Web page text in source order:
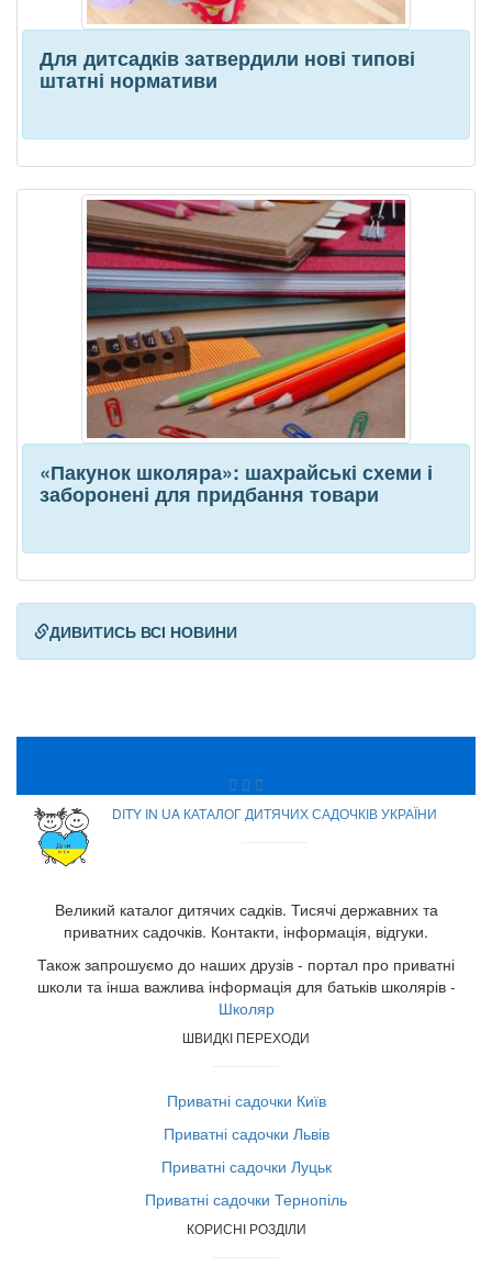
Для дитсадків затвердили нові типові
штатні нормативи
«Пакунок школяра»: шахрайські схеми і
заборонені для придбання товари
ДИВИТИСЬ ВСІ НОВИНИ
DITY IN UA КАТАЛОГ ДИТЯЧИХ САДОЧКІВ УКРАЇНИ
Великий каталог дитячих садків. Тисячі державних та
приватних садочків. Контакти, інформація, відгуки.
Також запрошуємо до наших друзів - портал про приватні
школи та інша важлива інформація для батьків школярів -
Школяр
ШВИДКІ ПЕРЕХОДИ
Приватні садочки Київ
Приватні садочки Львів
Приватні садочки Луцьк
Приватні садочки Тернопіль
КОРИСНІ РОЗДІЛИ